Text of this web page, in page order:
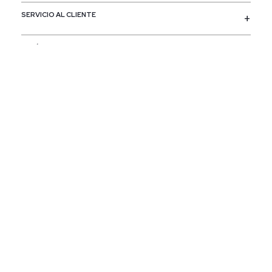
SERVICIO AL CLIENTE
POLÍTICAS